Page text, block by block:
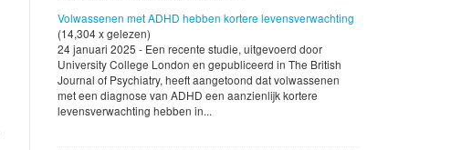
Volwassenen met ADHD hebben kortere levensverwachting
(14,304 x gelezen)
24 januari 2025 - Een recente studie, uitgevoerd door
University College London en gepubliceerd in The British
Journal of Psychiatry, heeft aangetoond dat volwassenen
met een diagnose van ADHD een aanzienlijk kortere
levensverwachting hebben in...